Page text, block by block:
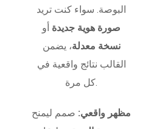
البوصة. سواء كنت تريد
صورة هوية جديدة أو
نسخة معدلة، يضمن
القالب نتائج واقعية في
كل مرة.
مظهر واقعي: صمم ليمنح